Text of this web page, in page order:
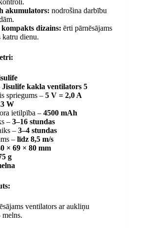
akumulators: nodrošina darbību
dizains: ērti pārnēsājams
katru dienu.
Jisulife kakla ventilators 5
spriegums – 5 V = 2,0 A
W
ietilpība – 4500 mAh
– 3–16 stundas
– 3–4 stundas
– līdz 8,5 m/s
× 69 × 80 mm
g
ventilators ar aukliņu